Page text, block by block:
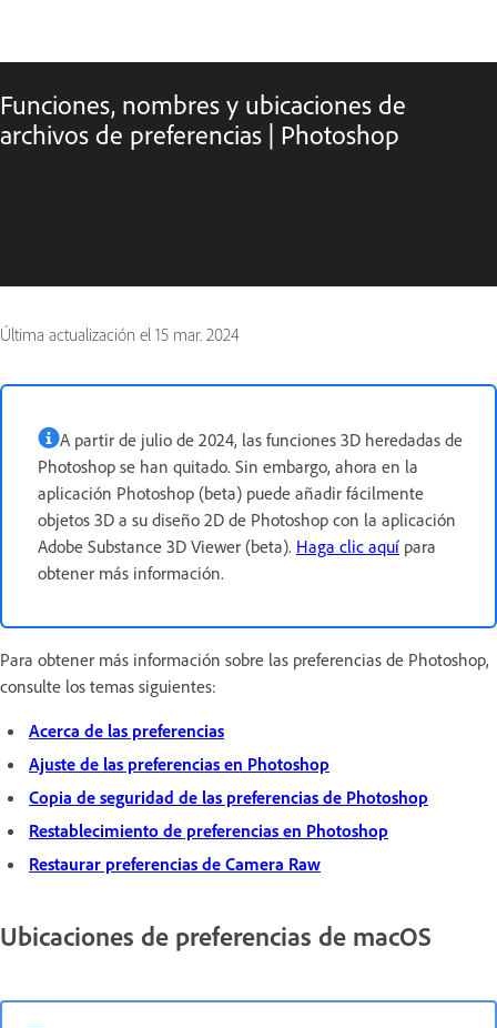
Funciones, nombres y ubicaciones de
archivos de preferencias | Photoshop
Última actualización el 15 mar. 2024
A partir de julio de 2024, las funciones 3D heredadas de
Photoshop se han quitado. Sin embargo, ahora en la
aplicación Photoshop (beta) puede añadir fácilmente
objetos 3D a su diseño 2D de Photoshop con la aplicación
Adobe Substance 3D Viewer (beta). Haga clic aquí para
obtener más información.
Para obtener más información sobre las preferencias de Photoshop,
consulte los temas siguientes:
Acerca de las preferencias
Ajuste de las preferencias en Photoshop
Copia de seguridad de las preferencias de Photoshop
Restablecimiento de preferencias en Photoshop
Restaurar preferencias de Camera Raw
Ubicaciones de preferencias de macOS